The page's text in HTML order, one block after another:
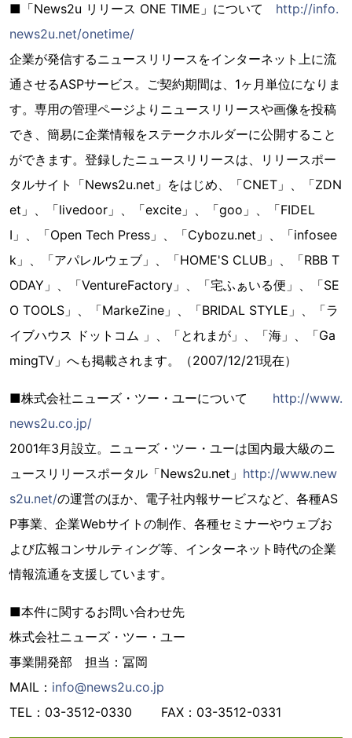
■「News2u リリース ONE TIME」について http://info.
news2u.net/onetime/
企業が発信するニュースリリースをインターネット上に流
通させるASPサービス。ご契約期間は、1ヶ月単位になりま
す。専用の管理ページよりニュースリリースや画像を投稿
でき、簡易に企業情報をステークホルダーに公開すること
ができます。登録したニュースリリースは、リリースポー
タルサイト「News2u.net」をはじめ、「CNET」、「ZDN
et」、「livedoor」、「excite」、「goo」、「FIDEL
I」、「Open Tech Press」、「Cybozu.net」、「infosee
k」、「アパレルウェブ」、「HOME'S CLUB」、「RBB T
ODAY」、「VentureFactory」、「宅ふぁいる便」、「SE
O TOOLS」、「MarkeZine」、「BRIDAL STYLE」、「ラ
イブハウス ドットコム 」、「とれまが」、「海」、「Ga
mingTV」へも掲載されます。（2007/12/21現在）
■株式会社ニューズ・ツー・ユーについて http://www.
news2u.co.jp/
2001年3月設立。ニューズ・ツー・ユーは国内最大級のニ
ュースリリースポータル「News2u.net」 http://www.new
s2u.net/の運営のほか、電子社内報サービスなど、各種AS
P事業、企業Webサイトの制作、各種セミナーやウェブお
よび広報コンサルティング等、インターネット時代の企業
情報流通を支援しています。
■本件に関するお問い合わせ先
株式会社ニューズ・ツー・ユー
事業開発部 担当：冨岡
MAIL： info@news2u.co.jp
TEL：03-3512-0330 FAX：03-3512-0331